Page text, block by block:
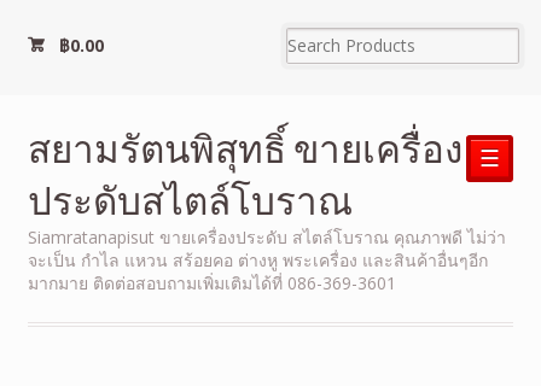
฿0.00
สยามรัตนพิสุทธิ์ ขายเครื่อง
ประดับสไตล์โบราณ
Siamratanapisut ขายเครื่องประดับ สไตล์โบราณ คุณภาพดี ไม่ว่า
จะเป็น กำไล แหวน สร้อยคอ ต่างหู พระเครื่อง และสินค้าอื่นๆอีก
มากมาย ติดต่อสอบถามเพิ่มเติมได้ที่ 086-369-3601
☰